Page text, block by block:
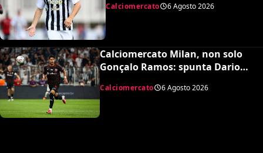
Calciomercato 6 Agosto 2026
Calciomercato Milan, non solo
Gonçalo Ramos: spunta Dario
Calciomercato 6 Agosto 2026